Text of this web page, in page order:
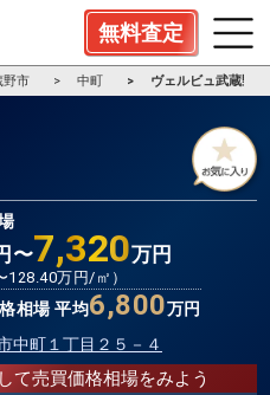
無料査定
野市 中町 ヴェルビュ武蔵野
〜7,320万円
128.40万円/㎡）
相場 平均6,800万円
中町１丁目２５－４
て売買価格相場をみよう